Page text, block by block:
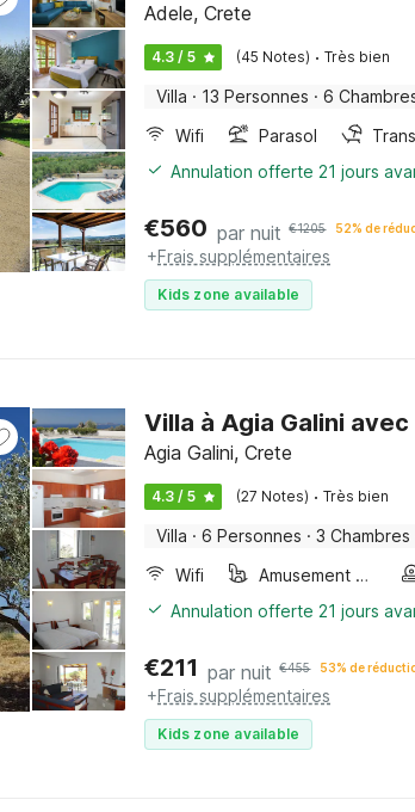
Adele, Crete
4.3 / 5 (45 Notes) · Très bien
Villa · 13 Personnes · 6
Wifi
Parasol
Annulation offerte 21 jours
€560 par nuit €1205 52% de
+Frais supplémentaires
Kids zone available
Villa à Agia Galini
Agia Galini, Crete
4.3 / 5 (27 Notes) · Très bien
Villa · 6 Personnes · 3 Chambres
Wifi
Amusement pour les enfants
Annulation offerte 21 jours
€211 par nuit €455 53% de
+Frais supplémentaires
Kids zone available